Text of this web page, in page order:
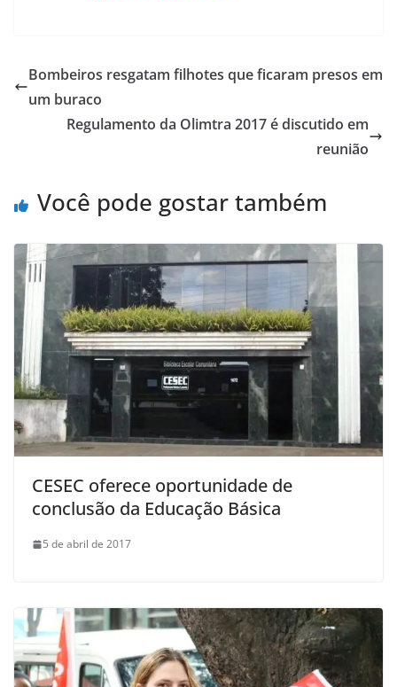
Bombeiros resgatam filhotes que ficaram presos em
um buraco
Regulamento da Olimtra 2017 é discutido em
reunião
Você pode gostar também
CESEC oferece oportunidade de
conclusão da Educação Básica
5 de abril de 2017